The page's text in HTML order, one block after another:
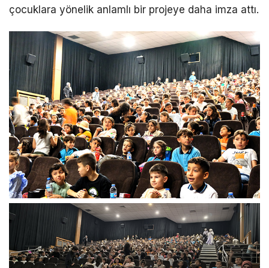
çocuklara yönelik anlamlı bir projeye daha imza attı.